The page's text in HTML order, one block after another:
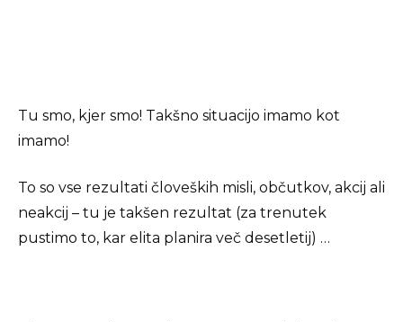
Tu smo, kjer smo! Takšno situacijo imamo kot
imamo!
To so vse rezultati človeških misli, občutkov, akcij ali
neakcij – tu je takšen rezultat (za trenutek
pustimo to, kar elita planira več desetletij) …